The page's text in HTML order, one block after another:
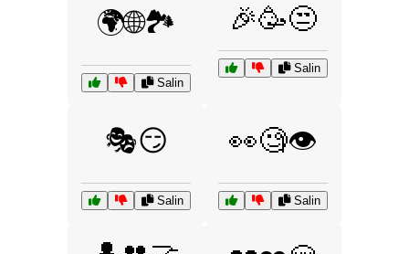
mengekspresikanBermuka Dua dengan emoji
🌍🌐🏞️
Salin
🎉🥳😒
Salin
🎭😏
Salin
👀🧐👁️
Salin